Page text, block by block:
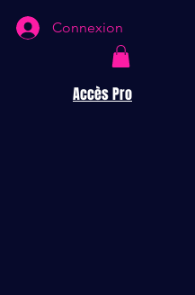
Connexion
Accès Pro